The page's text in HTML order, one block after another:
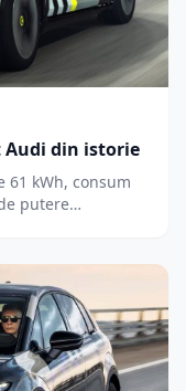
Audi din istorie
61 kWh, consum
putere…